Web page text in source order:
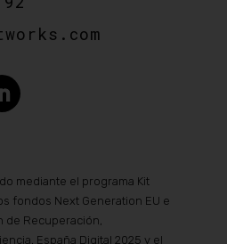
mediante el programa Kit
fondos Next Generation EU e
de Recuperación,
España Digital 2025 y el